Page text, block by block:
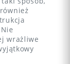
wrażliwe